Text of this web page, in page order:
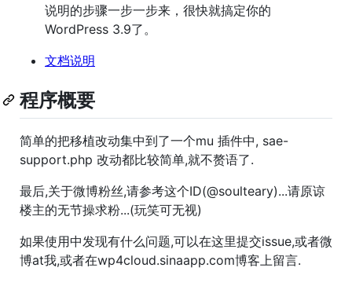
说明的步骤一步一步来，很快就搞定你的
WordPress 3.9了。
文档说明
程序概要
简单的把移植改动集中到了一个mu 插件中, sae-
support.php 改动都比较简单,就不赘语了.
最后,关于微博粉丝,请参考这个ID(@soulteary)...请原谅
楼主的无节操求粉...(玩笑可无视)
如果使用中发现有什么问题,可以在这里提交issue,或者微
博at我,或者在wp4cloud.sinaapp.com博客上留言.